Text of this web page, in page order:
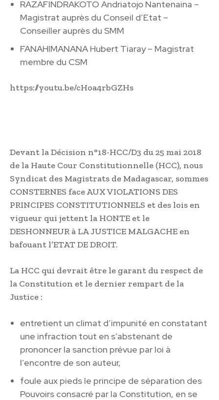
RAZAFINDRAKOTO Andriatojo Nantenaina –
Magistrat auprès du Conseil d’Etat –
Conseiller auprès du SMM
FANAHIMANANA Hubert Tiaray – Magistrat
membre du CSM
https://youtu.be/cHoa4rbGZHs
Devant la Décision n°18-HCC/D3 du 25 mai 2018
de la Haute Cour Constitutionnelle (HCC), nous
Syndicat des Magistrats de Madagascar, sommes
CONSTERNES face AUX VIOLATIONS DES
PRINCIPES CONSTITUTIONNELS et des lois en
vigueur qui jettent la HONTE et le
DESHONNEUR à LA JUSTICE MALGACHE en
bafouant l’ETAT DE DROIT.
La HCC qui devrait être le garant du respect de
la Constitution et le dernier rempart de la
Justice :
entretient un climat d’impunité en constatant
une infraction tout en s’abstenant de
prononcer la sanction prévue par loi à
l’encontre de son auteur,
foule aux pieds le principe de séparation des
Pouvoirs consacré par la Constitution, en se